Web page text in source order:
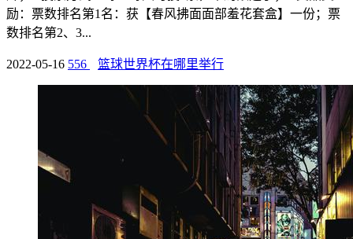
励：票数排名第1名：获【春风拂面面部羞花套盒】一份；票
数排名第2、3...
2022-05-16 556 篮球世界杯在哪里举行